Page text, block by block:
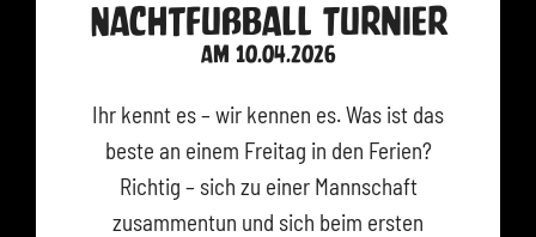
Nachtfußball Turnier
am 10.04.2026
Ihr kennt es – wir kennen es. Was ist das
beste an einem Freitag in den Ferien?
Richtig – sich zu einer Mannschaft
zusammentun und sich beim ersten